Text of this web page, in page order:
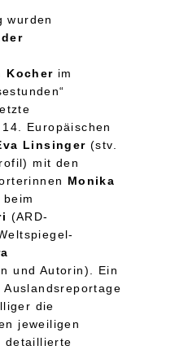
wurden
Kocher im
Europäischen
Linsinger (stv.
mit den
Monika
(ARD-
und Autorin). Ein
die
jeweiligen
detaillierte